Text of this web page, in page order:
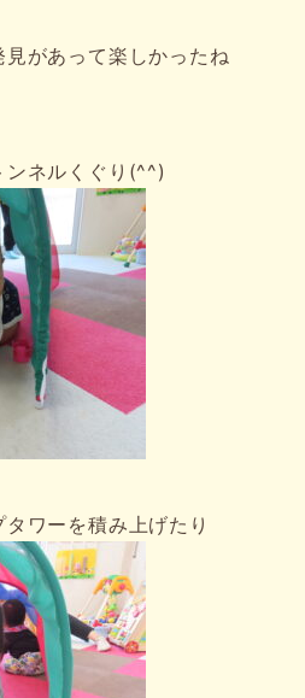
があって楽しかったね
ンネルくぐり(^^)
ワーを積み上げたり